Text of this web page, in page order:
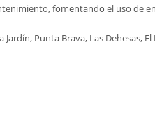
fomentando el uso de
Punta Brava, Las Dehesas,